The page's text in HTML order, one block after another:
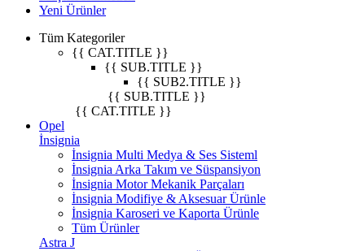
Yeni Ürünler
Tüm Kategoriler
{{ CAT.TITLE }}
{{ SUB.TITLE }}
{{ SUB2.TITLE }}
{{ SUB.TITLE }}
{{ CAT.TITLE }}
Opel
İnsignia
İnsignia Multi Medya & Ses Sisteml
İnsignia Arka Takım ve Süspansiyon
İnsignia Motor Mekanik Parçaları
İnsignia Modifiye & Aksesuar Ürünle
İnsignia Karoseri ve Kaporta Ürünle
Tüm Ürünler
Astra J